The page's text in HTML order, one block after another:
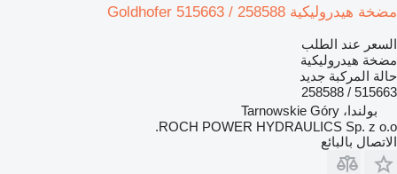
مضخة هيدروليكية Goldhofer 515663 / 258588
السعر عند الطلب
مضخة هيدروليكية
حالة المركبة جديد
515663 / 258588
بولندا، Tarnowskie Góry
ROCH POWER HYDRAULICS Sp. z o.o.
الاتصال بالبائع